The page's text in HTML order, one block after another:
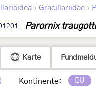
› Gracillariidae ›
Parornix traugotti
Karte
Kontinente: EU